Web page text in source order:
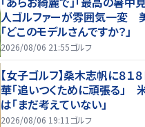
人ゴルファーが雰囲気一変
「どこのモデルさんですか？」
2026/08/06 21:55ゴルフ
【女子ゴルフ】桑木志帆に８
華「追いつくために頑張る」
は「まだ考えていない」
2026/08/06 19:11 ゴルフ